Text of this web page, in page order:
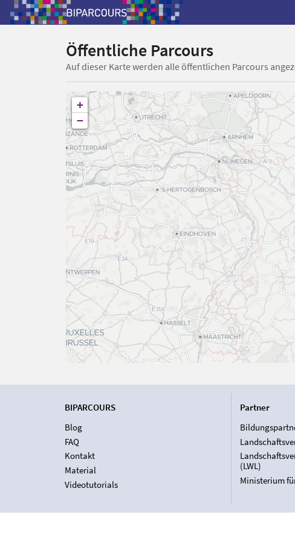
Öffentliche Parcours
Auf dieser Karte werden alle öffentlichen Parcours
+
−
BIPARCOURS
Blog
FAQ
Kontakt
Material
Videotutorials
Partner
(LWL)
Ministerium